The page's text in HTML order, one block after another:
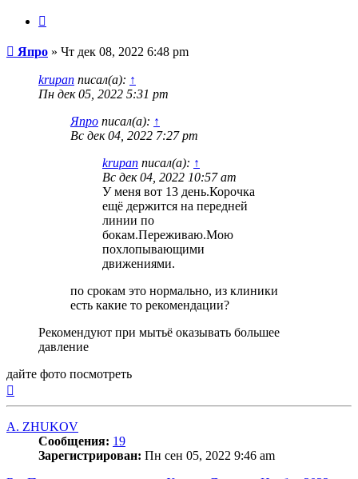
Сообщение
Япро » Чт дек 08, 2022 6:48 pm
krupan писал(а): ↑
Пн дек 05, 2022 5:31 pm
Япро писал(а): ↑
Вс дек 04, 2022 7:27 pm
krupan писал(а): ↑
Вс дек 04, 2022 10:57 am
У меня вот 13 день.Корочка
ещё держится на передней
линии по
бокам.Переживаю.Мою
похлопывающими
движениями.
по срокам это нормально, из клиники
есть какие то рекомендации?
Рекомендуют при мытьё оказывать большее
давление
дайте фото посмотреть
A. ZHUKOV
Сообщения: 19
Зарегистрирован: Пн сен 05, 2022 9:46 am